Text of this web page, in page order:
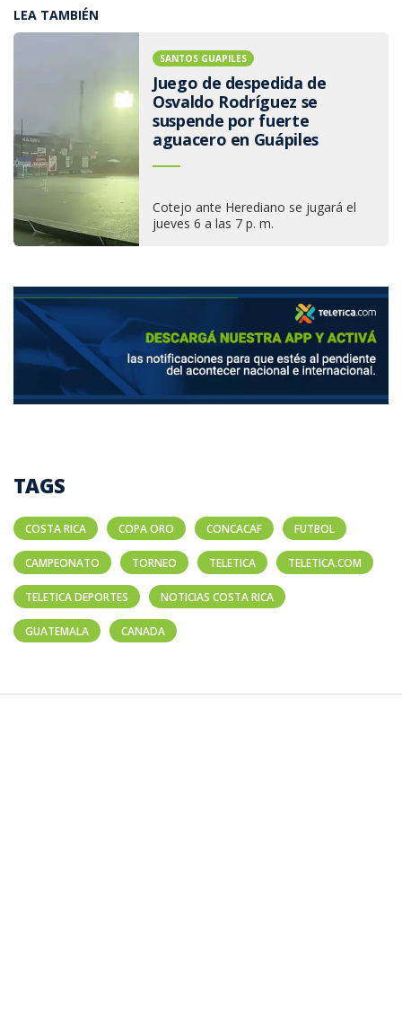
LEA TAMBIÉN
SANTOS GUAPILES
Juego de despedida de
Osvaldo Rodríguez se
suspende por fuerte
aguacero en Guápiles
Cotejo ante Herediano se jugará el
jueves 6 a las 7 p. m.
TAGS
COSTA RICA COPA ORO CONCACAF FUTBOL
CAMPEONATO TORNEO TELETICA TELETICA.COM
TELETICA DEPORTES NOTICIAS COSTA RICA
GUATEMALA CANADA